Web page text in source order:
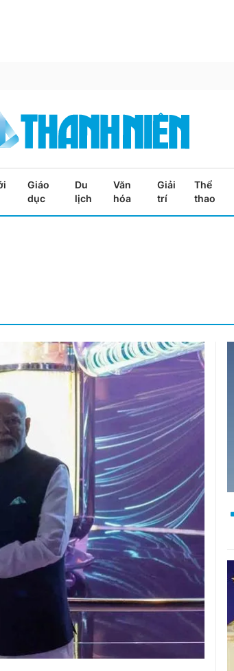
Giáo
dục
Du
lịch
Văn
hóa
Giải
trí
Thể
thao